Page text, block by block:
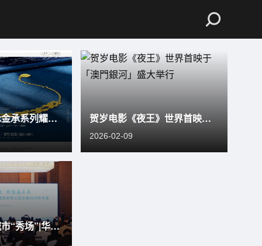
周大生经典·衣脉金承系列耀目上新，以珠宝诠释民族服饰非遗史诗 贺岁电影《夜王》世界首映于「澳門銀河」盛大举行
2026-02-09
文化高定 重塑城市“秀场”|华纳文化刘峰出席中国建筑装饰协会年会